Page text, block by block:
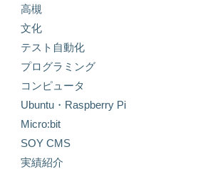
高槻
文化
テスト自動化
プログラミング
コンピュータ
Ubuntu・Raspberry Pi
Micro:bit
SOY CMS
実績紹介